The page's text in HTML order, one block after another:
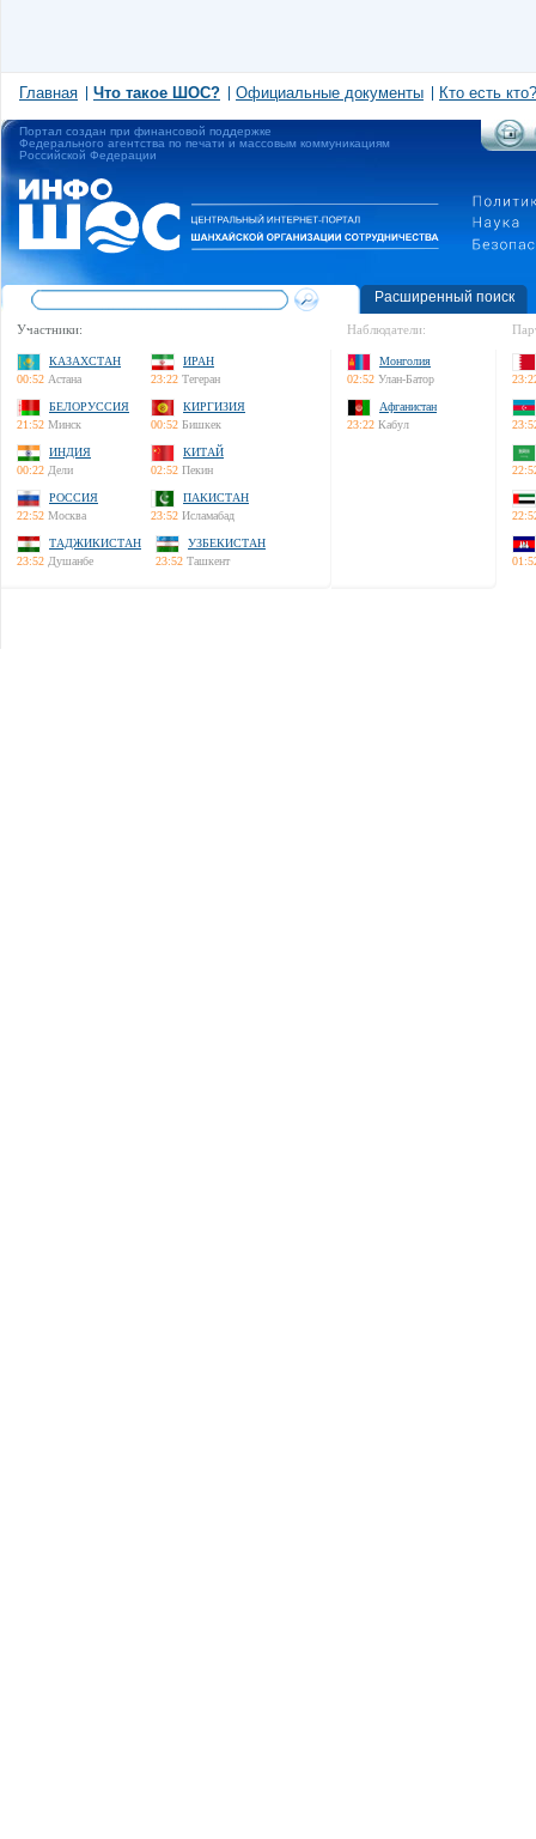
Главная Что такое ШОС? Официальные документы Кто есть кто?
Портал создан при финансовой поддержке
Федерального агентства по печати и массовым коммуникациям
Российской Федерации
Расширенный поиск
Участники:
КАЗАХСТАН
00:52 Астана
ИРАН
23:22 Тегеран
БЕЛОРУССИЯ
21:52 Минск
КИРГИЗИЯ
00:52 Бишкек
ИНДИЯ
00:22 Дели
КИТАЙ
02:52 Пекин
РОССИЯ
22:52 Москва
ПАКИСТАН
23:52 Исламабад
ТАДЖИКИСТАН
23:52 Душанбе
УЗБЕКИСТАН
23:52 Ташкент
Наблюдатели:
Монголия
02:52 Улан-Батор
Афганистан
23:22 Кабул